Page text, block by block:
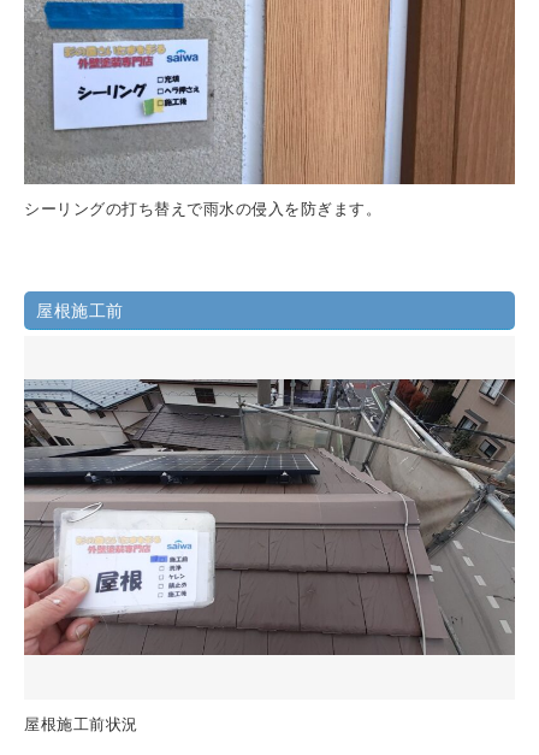
シーリングの打ち替えで雨水の侵入を防ぎます。
屋根施工前
屋根施工前状況